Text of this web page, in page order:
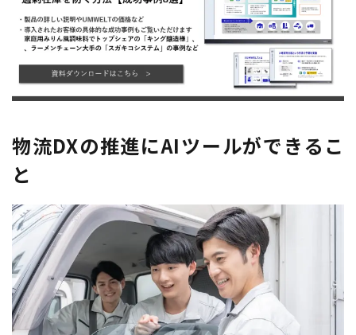
物流DXの推進にAIツールができるこ
と